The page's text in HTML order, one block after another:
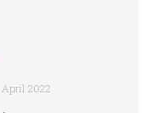
April 2022